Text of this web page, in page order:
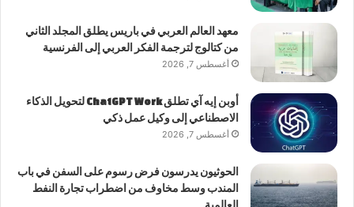
معهد العالم العربي في باريس يطلق المجلد الثاني
من كتالوج لترجمة الفكر العربي إلى الفرنسية
أغسطس 7, 2026
أوبن إيه آي تطلق ChatGPT Work لتحويل الذكاء
الاصطناعي إلى وكيل عمل ذكي
أغسطس 7, 2026
الحوثيون يدرسون فرض رسوم على السفن في باب
المندب وسط مخاوف من اضطراب تجارة النفط